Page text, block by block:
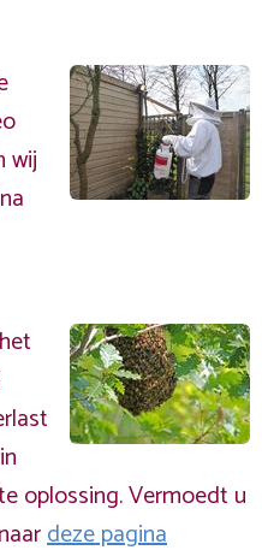
wij
oplossing. Vermoedt u
deze pagina